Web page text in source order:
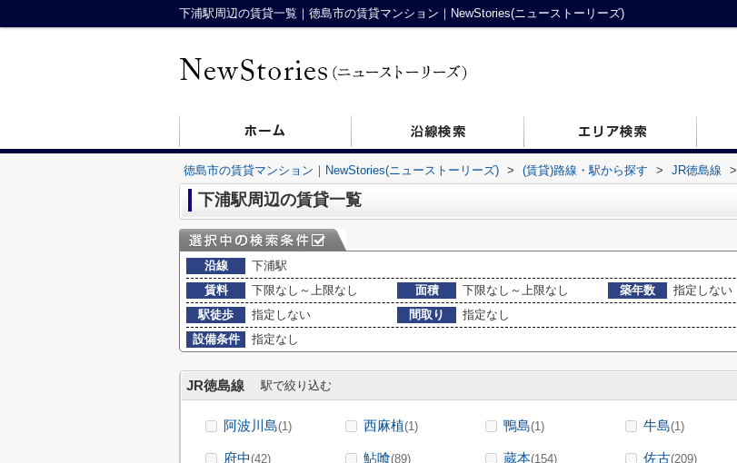
下浦駅周辺の賃貸一覧｜徳島市の賃貸マンション｜NewStories(ニューストーリーズ)
徳島市の賃貸マンション｜NewStories(ニューストーリーズ) > (賃貸)路線・駅から探す > JR徳島線 >
下浦駅周辺の賃貸一覧
沿線
下浦駅
賃料
下限なし～上限なし 面積 下限なし～上限なし 築年数
指定しない
駅徒歩
指定しない 間取り
指定なし
設備条件
指定なし
JR徳島線 駅で絞り込む
阿波川島(1) 西麻植(1) 鴨島(1) 牛島(1)
府中(42) 鮎喰(89) 蔵本(154) 佐古(209)